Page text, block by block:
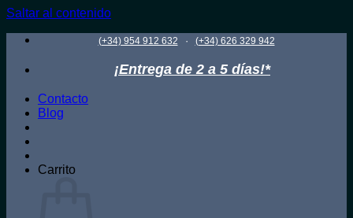
Saltar al contenido
(+34) 954 912 632 · (+34) 626 329 942
¡Entrega de 2 a 5 días!*
Contacto
Blog
Carrito